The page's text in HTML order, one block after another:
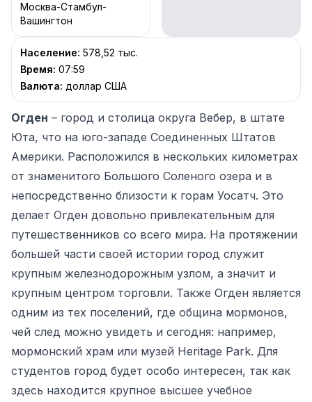
Москва-Стамбул-
Вашингтон
Население: 578,52 тыс.
Время: 07:59
Валюта: доллар США
Огден – город и столица округа Вебер, в штате
Юта, что на юго-западе Соединенных Штатов
Америки. Расположился в нескольких километрах
от знаменитого Большого Соленого озера и в
непосредственно близости к горам Уосатч. Это
делает Огден довольно привлекательным для
путешественников со всего мира. На протяжении
большей части своей истории город служит
крупным железнодорожным узлом, а значит и
крупным центром торговли. Также Огден является
одним из тех поселений, где община мормонов,
чей след можно увидеть и сегодня: например,
мормонский храм или музей Heritage Park. Для
студентов город будет особо интересен, так как
здесь находится крупное высшее учебное